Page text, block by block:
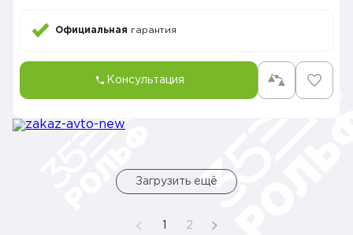
Официальная гарантия
Консультация
Загрузить ещё
2